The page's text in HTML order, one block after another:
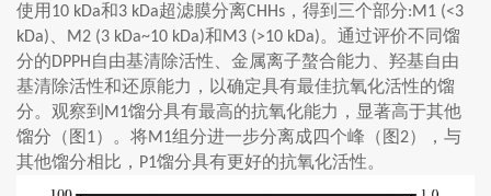
使用 10 kDa和3 kDa超滤膜分离CHHs ，得到三个部分:M1 (<3
kDa)
M2 (3 kDa~10 kDa)和M3 (>10 kDa)。通过评价不同馏
分的DPPH 自由基清除活性、金属离子螯合能力、羟基自由
基清除活性和还原能力，以确定具有最佳抗氧化活性的馏
分。观察到 M1馏分具有最高的抗氧化能力，显著高于其他
馏分（图 1）。将M1组分进一步分离成四个峰（图2），与
其他馏分相比， P1馏分具有更好的抗氧化活性。